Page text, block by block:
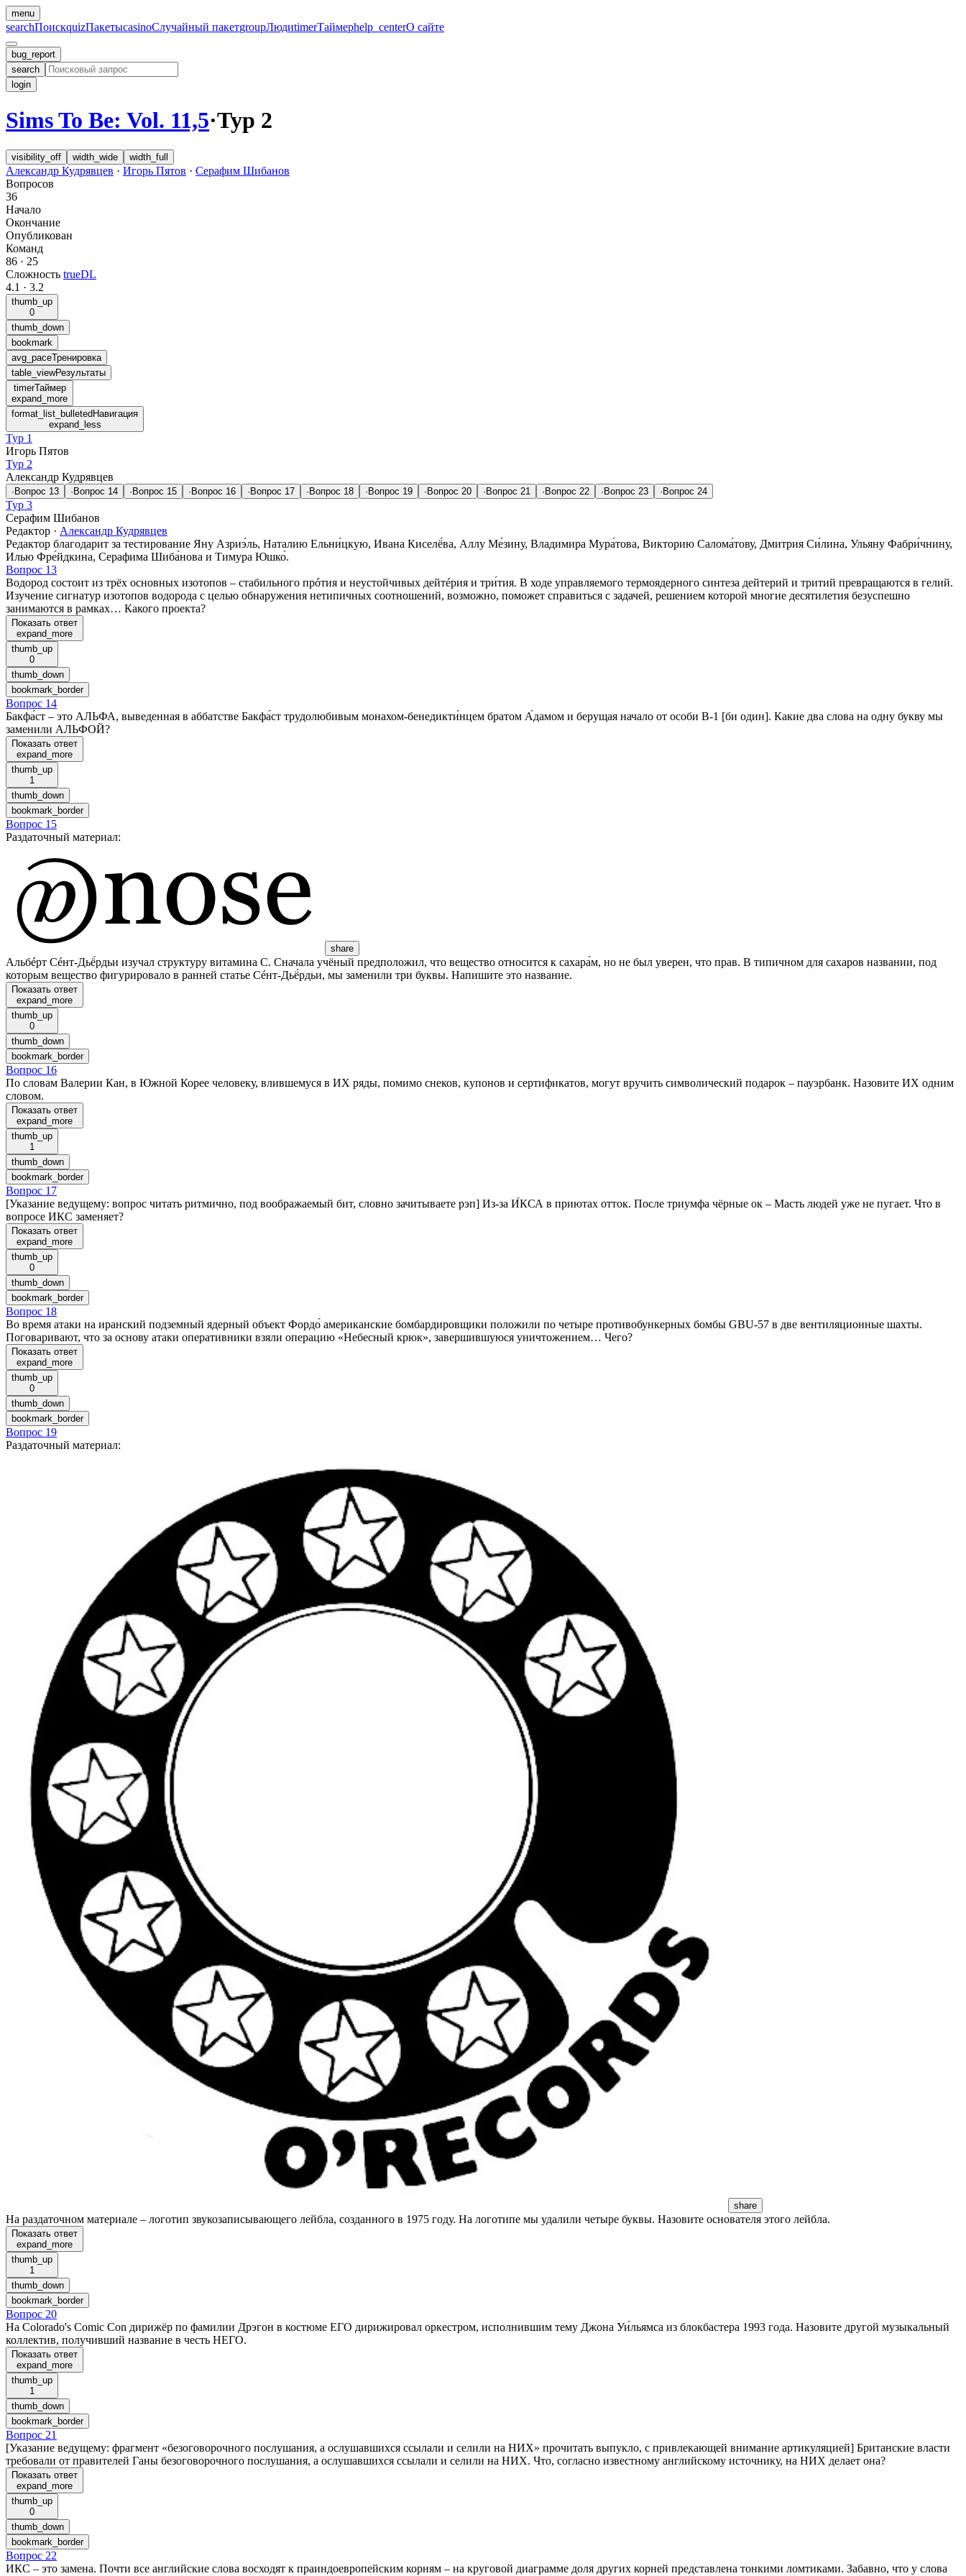
menu
searchПоискquizПакетыcasinoСлучайный пакетgroupЛюдиtimerТаймерhelp_centerО сайте
bug_report
search
login
Sims To Be: Vol. 11,5·Тур 2
visibility_off width_wide width_full
Александр Кудрявцев · Игорь Пятов · Серафим Шибанов
Вопросов
36
Начало
Окончание
Опубликован
Команд
86 · 25
Сложность trueDL
4.1 · 3.2
thumb_up
0
thumb_down
bookmark
avg_paceТренировка
table_viewРезультаты
timerТаймер
expand_more
format_list_bulleted Навигация
expand_less
Тур 1
Игорь Пятов
Тур 2
Александр Кудрявцев
· Вопрос 13 · Вопрос 14 · Вопрос 15 · Вопрос 16 · Вопрос 17 · Вопрос 18 · Вопрос 19 · Вопрос 20 · Вопрос 21 · Вопрос 22 · Вопрос 23 · Вопрос 24
Тур 3
Серафим Шибанов
Редактор · Александр Кудрявцев
Редактор благодарит за тестирование Яну Азриэ́ль, Наталию Ельни́цкую, Ивана Киселё́ва, Аллу Ме́зину, Владимира Мура́това, Викторию Салома́тову, Дмитрия Си́лина, Ульяну Фабри́чнину,
Илью Фре́йдкина, Серафима Шиба́нова и Тимура Юшко́.
Вопрос 13
Водород состоит из трёх основных изотопов – стабильного прóтия и неустойчивых дейтéрия и три́тия. В ходе управляемого термоядерного синтеза дейтерий и тритий превращаются в гелий.
Изучение сигнатур изотопов водорода с целью обнаружения нетипичных соотношений, возможно, поможет справиться с задачей, решением которой многие десятилетия безуспешно
занимаются в рамках… Какого проекта?
Показать ответ
expand_more
thumb_up
0
thumb_down
bookmark_border
Вопрос 14
Бакфа́ст – это АЛЬФА, выведенная в аббатстве Бакфа́ст трудолюбивым монахом-бенедикти́нцем братом А́дамом и берущая начало от особи B-1 [би один]. Какие два слова на одну букву мы
заменили АЛЬФОЙ?
Показать ответ
expand_more
thumb_up
1
thumb_down
bookmark_border
Вопрос 15
Раздаточный материал:
share
Альбéрт Сéнт-Дьё́рдьи изучал структуру витамина С. Сначала учёный предположил, что вещество относится к сахара́м, но не был уверен, что прав. В типичном для сахаров названии, под
которым вещество фигурировало в ранней статье Сéнт-Дьё́рдьи, мы заменили три буквы. Напишите это название.
Показать ответ
expand_more
thumb_up
0
thumb_down
bookmark_border
Вопрос 16
По словам Валерии Кан, в Южной Корее человеку, влившемуся в ИХ ряды, помимо снеков, купонов и сертификатов, могут вручить символический подарок – пауэрбанк. Назовите ИХ одним
словом.
Показать ответ
expand_more
thumb_up
1
thumb_down
bookmark_border
Вопрос 17
[Указание ведущему: вопрос читать ритмично, под воображаемый бит, словно зачитываете рэп] Из-за И́КСА в приютах отток. После триумфа чёрные ок – Масть людей уже не пугает. Что в
вопросе ИКС заменяет?
Показать ответ
expand_more
thumb_up
0
thumb_down
bookmark_border
Вопрос 18
Во время атаки на иранский подземный ядерный объект Фордо́ американские бомбардировщики положили по четыре противобункерных бомбы GBU-57 в две вентиляционные шахты.
Поговаривают, что за основу атаки оперативники взяли операцию «Небесный крюк», завершившуюся уничтожением… Чего?
Показать ответ
expand_more
thumb_up
0
thumb_down
bookmark_border
Вопрос 19
Раздаточный материал:
share
На раздаточном материале – логотип звукозаписывающего лейбла, созданного в 1975 году. На логотипе мы удалили четыре буквы. Назовите основателя этого лейбла.
Показать ответ
expand_more
thumb_up
1
thumb_down
bookmark_border
Вопрос 20
На Colorado's Comic Con дирижёр по фамилии Дрэгон в костюме ЕГО дирижировал оркестром, исполнившим тему Джона Уи́льямса из блокбастера 1993 года. Назовите другой музыкальный
коллектив, получивший название в честь НЕГО.
Показать ответ
expand_more
thumb_up
1
thumb_down
bookmark_border
Вопрос 21
[Указание ведущему: фрагмент «безоговорочного послушания, а ослушавшихся ссылали и селили на НИХ» прочитать выпукло, с привлекающей внимание артикуляцией] Британские власти
требовали от правителей Ганы безоговорочного послушания, а ослушавшихся ссылали и селили на НИХ. Что, согласно известному английскому источнику, на НИХ делает она?
Показать ответ
expand_more
thumb_up
0
thumb_down
bookmark_border
Вопрос 22
ИКС – это замена. Почти все английские слова восходят к праиндоевропейским корням – на круговой диаграмме доля других корней представлена тонкими ломтиками. Забавно, что у слова